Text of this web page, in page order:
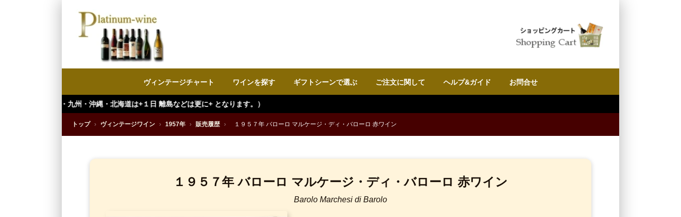
ヴィンテージチャート ワインを探す ギフトシーンで選ぶ ご注文に関して ヘルプ&ガイド お問合せ
縄・北海道は+１日 離島などは更に+ となります。）
トップ › ヴィンテージワイン › 1957年 › 販売履歴 › １９５７年 バローロ マルケージ・ディ・バローロ 赤ワイン
１９５７年 バローロ マルケージ・ディ・バローロ 赤ワイン
Barolo Marchesi di Barolo